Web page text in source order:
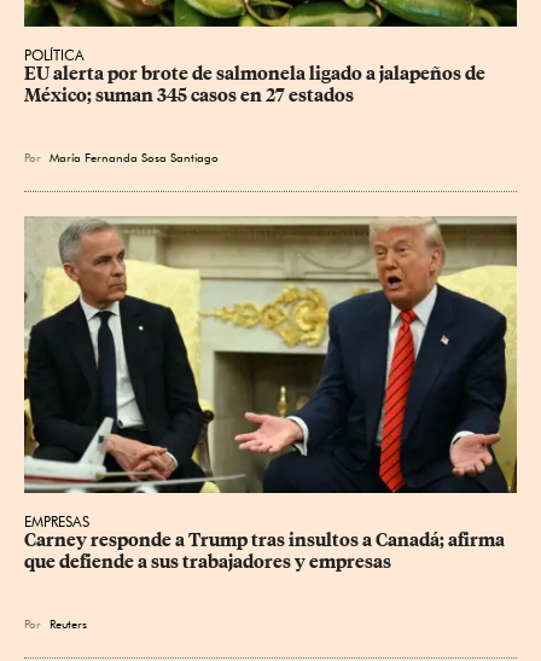
POLÍTICA
EU alerta por brote de salmonela ligado a jalapeños de
México; suman 345 casos en 27 estados
Por María Fernanda Sosa Santiago
EMPRESAS
Carney responde a Trump tras insultos a Canadá; afirma
que defiende a sus trabajadores y empresas
Por Reuters